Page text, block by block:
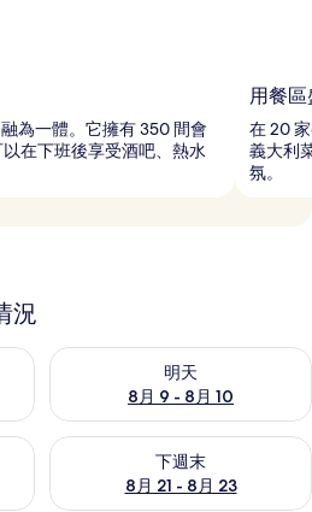
為一體。它擁有 350 間會
在下班後享受酒吧、熱水
用餐
在 20
義大利
氛。
況
應情況
明天
8月 9 - 8月 10
查看明天 (8月 9 - 8月 10) 的供
供應情況
下週末
8月 21 - 8月 23
查看下週末 (8月 21 - 8月 23)